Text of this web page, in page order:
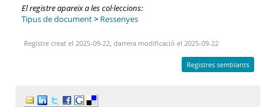
El registre apareix a les col·leccions:
Tipus de document> Ressenyes
Registre creat el 2025-09-22, darrera modificació el 2025-09-22
Registres semblants